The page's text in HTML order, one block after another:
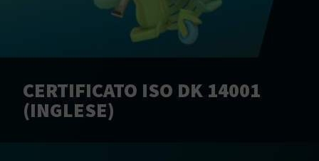
CERTIFICATO ISO DK 14001
(INGLESE)